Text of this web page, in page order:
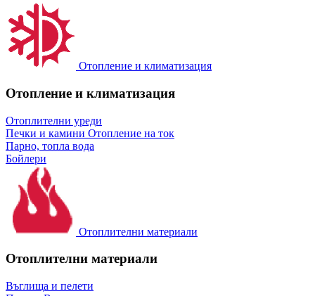
Отопление и климатизация
Отопление и климатизация
Отоплителни уреди
Печки и камини Отопление на ток
Парно, топла вода
Бойлери
Отоплителни материали
Отоплителни материали
Въглища и пелети